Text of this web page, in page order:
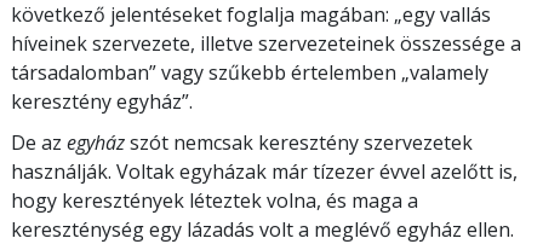
következő jelentéseket foglalja magában: „egy vallás
híveinek szervezete, illetve szervezeteinek összessége a
társadalomban” vagy szűkebb értelemben „valamely
keresztény egyház”.
De az egyházszót nemcsak keresztény szervezetek
használják. Voltak egyházak már tízezer évvel azelőtt is,
hogy keresztények léteztek volna, és maga a
kereszténység egy lázadás volt a meglévő egyház ellen.